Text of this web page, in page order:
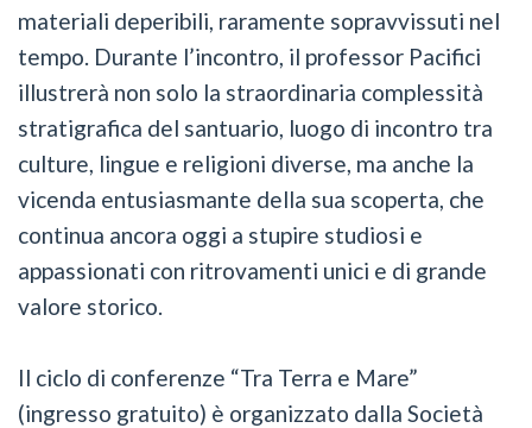
materiali deperibili, raramente sopravvissuti nel
tempo. Durante l’incontro, il professor Pacifici
illustrerà non solo la straordinaria complessità
stratigrafica del santuario, luogo di incontro tra
culture, lingue e religioni diverse, ma anche la
vicenda entusiasmante della sua scoperta, che
continua ancora oggi a stupire studiosi e
appassionati con ritrovamenti unici e di grande
valore storico.
Il ciclo di conferenze “Tra Terra e Mare”
(ingresso gratuito) è organizzato dalla Società